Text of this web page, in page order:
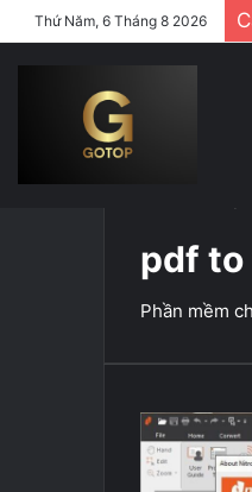
Thứ Năm, 6 Tháng 8 2026
pdf to
Phần mềm